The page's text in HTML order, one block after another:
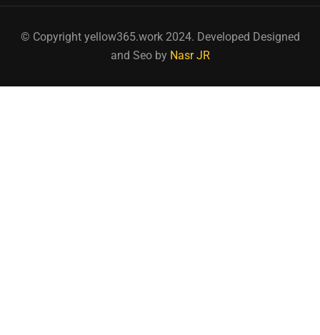
© Copyright yellow365.work 2024. Developed Designed
and Seo by Nasr JR